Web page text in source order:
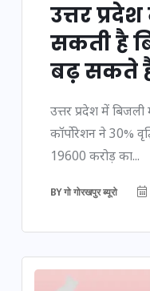
उत्तर
सकती है
बढ़ सकते
उत्तर प्रदेश में
कॉर्पोरेशन ने 30%
19600 करोड़ का...
BYगो गोरखपुर ब्यूरो